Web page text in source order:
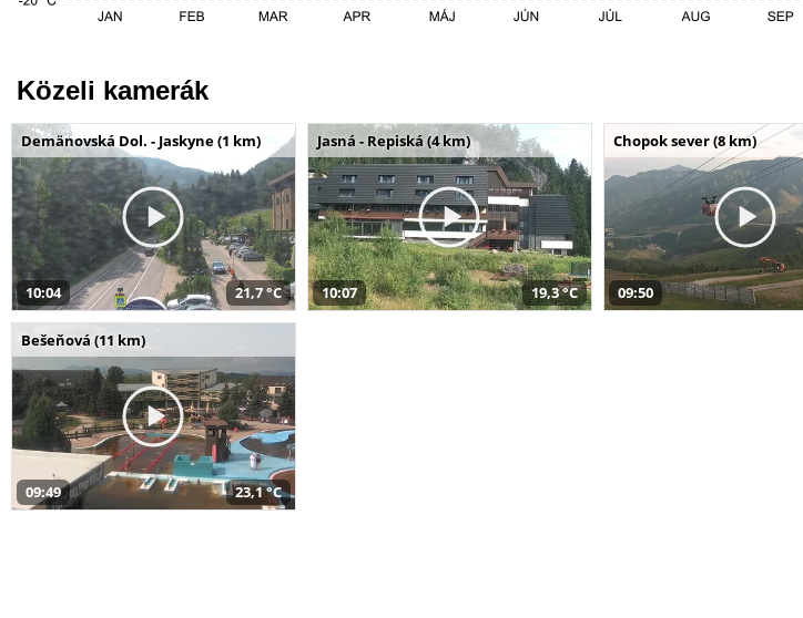
Közeli kamerák
Demänovská Dol. - Jaskyne (1 km)
10:04 21,7 °C
Jasná - Repiská (4 km)
10:07 19,3 °C
Chopok sever (8 km)
09:50
Bešeňová (11 km)
09:49 23,1 °C